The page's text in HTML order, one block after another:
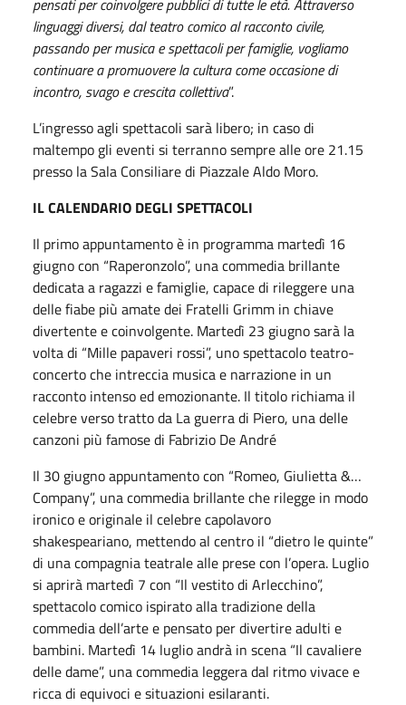
linguaggi diversi, dal teatro comico al racconto civile,
passando per musica e spettacoli per famiglie, vogliamo
continuare a promuovere la cultura come occasione di
incontro, svago e crescita collettiva”.
L’ingresso agli spettacoli sarà libero; in caso di
maltempo gli eventi si terranno sempre alle ore 21.15
presso la Sala Consiliare di Piazzale Aldo Moro.
IL CALENDARIO DEGLI SPETTACOLI
Il primo appuntamento è in programma martedì 16
giugno con “Raperonzolo”, una commedia brillante
dedicata a ragazzi e famiglie, capace di rileggere una
delle fiabe più amate dei Fratelli Grimm in chiave
divertente e coinvolgente. Martedì 23 giugno sarà la
volta di “Mille papaveri rossi”, uno spettacolo teatro-
concerto che intreccia musica e narrazione in un
racconto intenso ed emozionante. Il titolo richiama il
celebre verso tratto da La guerra di Piero, una delle
canzoni più famose di Fabrizio De André
Il 30 giugno appuntamento con “Romeo, Giulietta &…
Company”, una commedia brillante che rilegge in modo
ironico e originale il celebre capolavoro
shakespeariano, mettendo al centro il “dietro le quinte”
di una compagnia teatrale alle prese con l’opera. Luglio
si aprirà martedì 7 con “Il vestito di Arlecchino”,
spettacolo comico ispirato alla tradizione della
commedia dell’arte e pensato per divertire adulti e
bambini. Martedì 14 luglio andrà in scena “Il cavaliere
delle dame”, una commedia leggera dal ritmo vivace e
ricca di equivoci e situazioni esilaranti.